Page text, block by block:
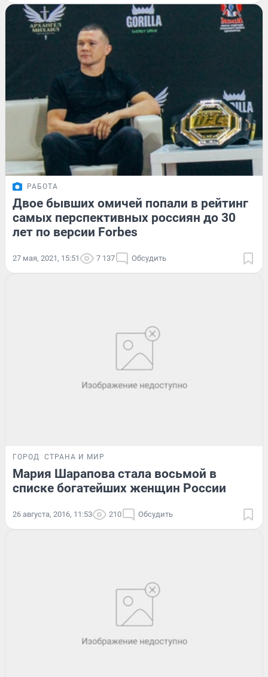
РАБОТА
Двое бывших омичей попали в рейтинг
самых перспективных россиян до 30
лет по версии Forbes
27 мая, 2021, 15:51 7 137 Обсудить
ГОРОД СТРАНА И МИР
Мария Шарапова стала восьмой в
списке богатейших женщин России
26 августа, 2016, 11:53 210 Обсудить